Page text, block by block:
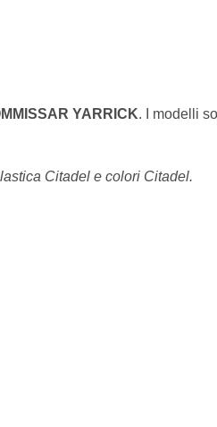
YARRICK. I modelli
Citadel e colori Citadel.